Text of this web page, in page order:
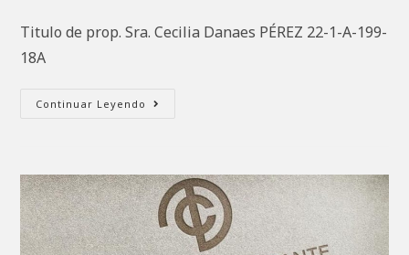
Titulo de prop. Sra. Cecilia Danaes PÉREZ 22-1-A-199-
18A
Continuar Leyendo Titulo
PÉREZ
22-
1-
A-
199-
18A